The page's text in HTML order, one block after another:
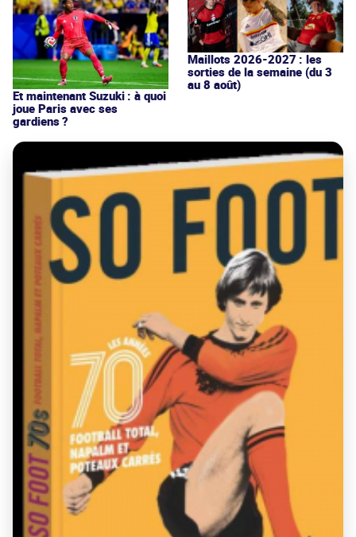
Et maintenant Suzuki : à quoi
joue Paris avec ses
gardiens ?
Maillots 2026-2027 : les
sorties de la semaine (du 3
au 8 août)